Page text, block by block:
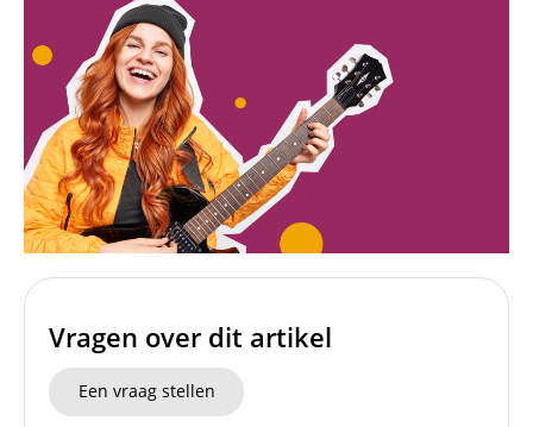
Vragen over dit artikel
Een vraag stellen